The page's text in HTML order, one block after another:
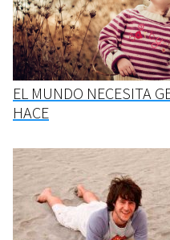
EL MUNDO NECESITA
HACE